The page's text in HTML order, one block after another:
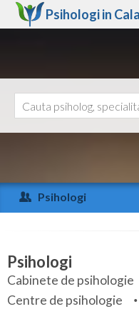
Psihologi in
Arad
Arges
Bihor
Bistrita-Nasaud
Psihologi
Specialitati
Servicii
Psihologi
Cabinete de psihologie
Centre de psihologie